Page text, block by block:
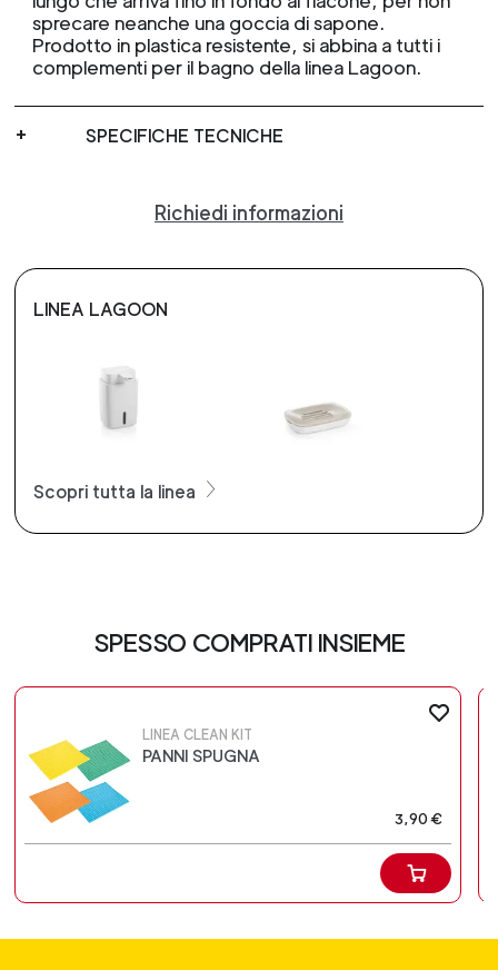
sprecare neanche una goccia di sapone.
Prodotto in plastica resistente, si abbina a tutti i
complementi per il bagno della linea Lagoon.
SPECIFICHE TECNICHE
Richiedi informazioni
LINEA LAGOON
Scopri tutta la linea
SPESSO COMPRATI INSIEME
LINEA CLEAN KIT
PANNI SPUGNA
3,90 €